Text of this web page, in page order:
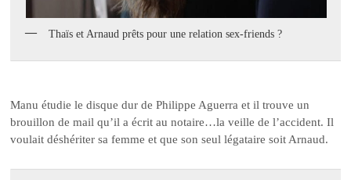
Thaïs et Arnaud prêts pour une relation sex-friends ?
Manu étudie le disque dur de Philippe Aguerra et il trouve un
brouillon de mail qu’il a écrit au notaire…la veille de l’accident. Il
voulait déshériter sa femme et que son seul légataire soit Arnaud.